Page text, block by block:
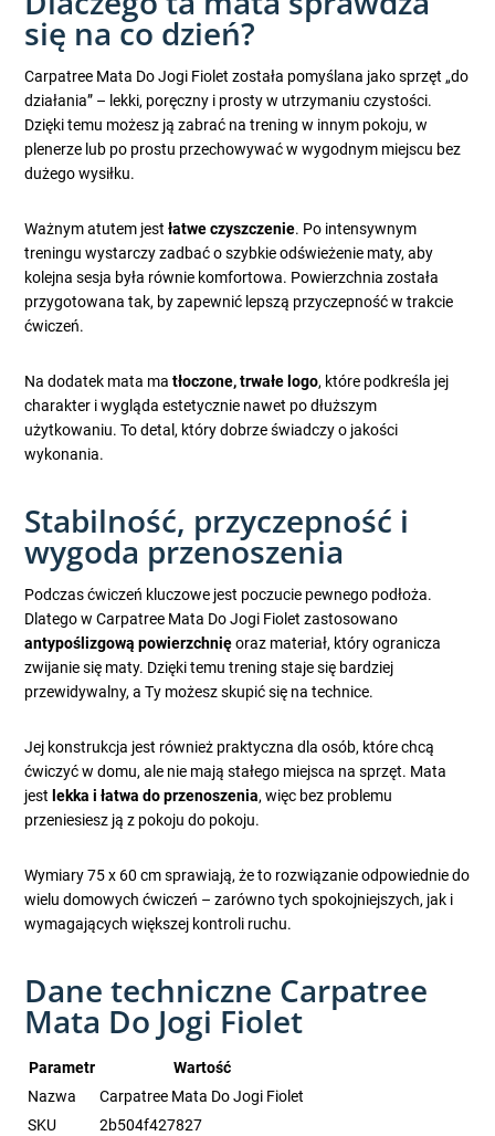
się na co dzień?
Carpatree Mata Do Jogi Fiolet została pomyślana jako sprzęt „do
działania” – lekki, poręczny i prosty w utrzymaniu czystości.
Dzięki temu możesz ją zabrać na trening w innym pokoju, w
plenerze lub po prostu przechowywać w wygodnym miejscu bez
dużego wysiłku.
Ważnym atutem jestłatwe czyszczenie. Po intensywnym
treningu wystarczy zadbać o szybkie odświeżenie maty, aby
kolejna sesja była równie komfortowa. Powierzchnia została
przygotowana tak, by zapewnić lepszą przyczepność w trakcie
ćwiczeń.
Na dodatek mata matłoczone, trwałe logo, które podkreśla jej
charakter i wygląda estetycznie nawet po dłuższym
użytkowaniu. To detal, który dobrze świadczy o jakości
wykonania.
Stabilność, przyczepność i
wygoda przenoszenia
Podczas ćwiczeń kluczowe jest poczucie pewnego podłoża.
Dlatego w Carpatree Mata Do Jogi Fiolet zastosowano
antypoślizgową powierzchnięoraz materiał, który ogranicza
zwijanie się maty. Dzięki temu trening staje się bardziej
przewidywalny, a Ty możesz skupić się na technice.
Jej konstrukcja jest również praktyczna dla osób, które chcą
ćwiczyć w domu, ale nie mają stałego miejsca na sprzęt. Mata
jest lekka i łatwa do przenoszenia, więc bez problemu
przeniesiesz ją z pokoju do pokoju.
Wymiary 75 x 60 cm sprawiają, że to rozwiązanie odpowiednie do
wielu domowych ćwiczeń – zarówno tych spokojniejszych, jak i
wymagających większej kontroli ruchu.
Dane techniczne Carpatree
Mata Do Jogi Fiolet
Parametr
Wartość
Nazwa
Carpatree Mata Do Jogi Fiolet
SKU
2b504f427827